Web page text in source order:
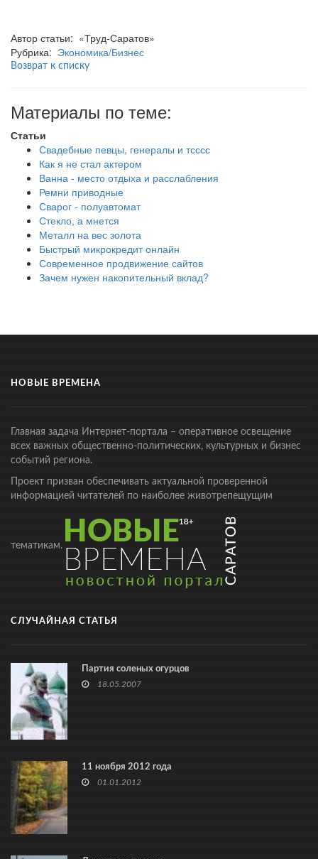
Автор статьи: «Труд-Саратов»
Рубрика: Экономика/Бизнес
Возврат к списку
Материалы по теме:
Статьи
Свадебные певцы, генералы и тсссс
Как я не стал актером
Ванна - место отдыха и расслабления
Ремни приводные
Сварог - полуавтомат
Стекло, а мнется
Металл на вес золота
Быстрый микрокредит онлайн
Современное продвижение сайтов
Зачем нужен накопительный вклад?
НОВЫЕ ВРЕМЕНА
Главная задача Интернет-портала – оперативное освещение
всех важных общественно-политических, культурных и бизнес
событий региона.
Проект призван обеспечивать актуальной проверенной
информацией читателей по наиболее животрепещущим
тематикам.
СЛУЧАЙНАЯ СТАТЬЯ
Партия соленых огурцов
18.05.2007
11 ноября 2012 года
01.01.2012